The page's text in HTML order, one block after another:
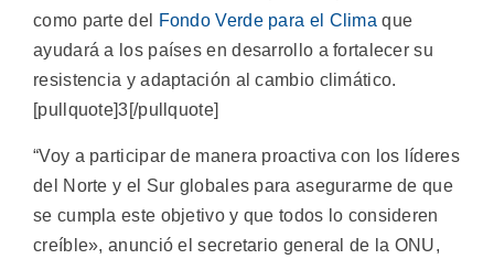
como parte del
Fondo Verde para el Clima que
ayudará a los países en desarrollo a fortalecer su
resistencia y adaptación al cambio climático.
[pullquote]3[/pullquote]
“Voy a participar de manera proactiva con los líderes
del Norte y el Sur globales para asegurarme de que
se cumpla este objetivo y que todos lo consideren
creíble», anunció el secretario general de la ONU,